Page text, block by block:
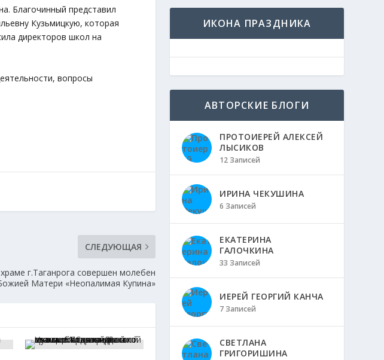
Благочинный представил
Кузьмицкую, которая
директоров школ на
вопросы
СЛЕДУЮЩАЯ
г.Таганрога совершен молебен
Матери «Неопалимая Купина»
ИКОНА ПРАЗДНИКА
АВТОРСКИЕ БЛОГИ
ПРОТОИЕРЕЙ АЛЕКСЕЙ
ЛЫСИКОВ
12 Записей
ИРИНА ЧЕКУШИНА
6 Записей
ЕКАТЕРИНА
ГАЛОЧКИНА
33 Записей
ИЕРЕЙ ГЕОРГИЙ КАНЧА
7 Записей
СВЕТЛАНА
ГРИГОРИШИНА